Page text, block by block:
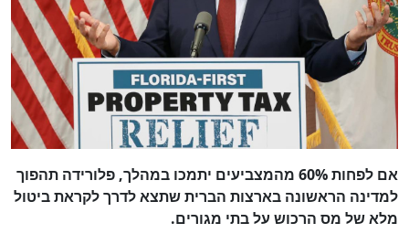
אם לפחות 60% מהמצביעים יתמכו במהלך, פלורידה תהפוך
למדינה הראשונה בארצות הברית שתצא לדרך לקראת ביטול
מלא של מס הרכוש על בתי מגורים.